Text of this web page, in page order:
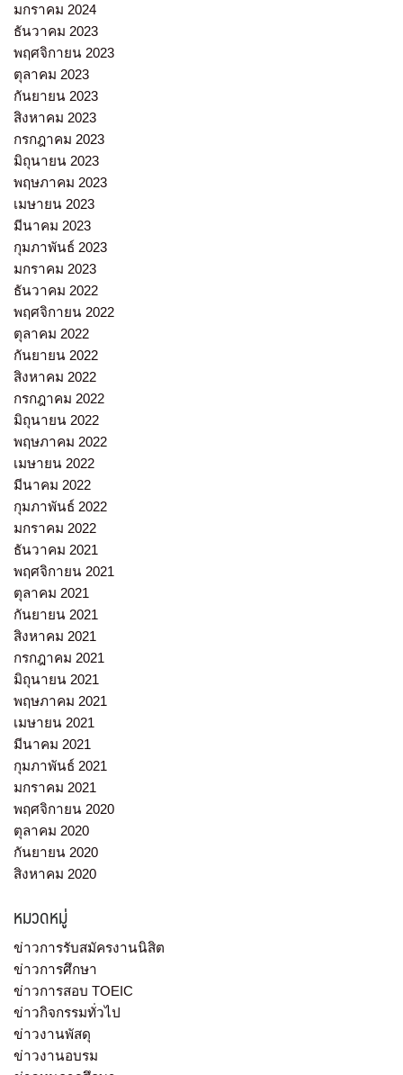
มกราคม 2024
ธันวาคม 2023
พฤศจิกายน 2023
ตุลาคม 2023
กันยายน 2023
สิงหาคม 2023
กรกฎาคม 2023
มิถุนายน 2023
พฤษภาคม 2023
เมษายน 2023
มีนาคม 2023
กุมภาพันธ์ 2023
มกราคม 2023
ธันวาคม 2022
พฤศจิกายน 2022
ตุลาคม 2022
กันยายน 2022
สิงหาคม 2022
กรกฎาคม 2022
มิถุนายน 2022
พฤษภาคม 2022
เมษายน 2022
มีนาคม 2022
กุมภาพันธ์ 2022
มกราคม 2022
ธันวาคม 2021
พฤศจิกายน 2021
ตุลาคม 2021
กันยายน 2021
สิงหาคม 2021
กรกฎาคม 2021
มิถุนายน 2021
พฤษภาคม 2021
เมษายน 2021
มีนาคม 2021
กุมภาพันธ์ 2021
มกราคม 2021
พฤศจิกายน 2020
ตุลาคม 2020
กันยายน 2020
สิงหาคม 2020
หมวดหมู่
ข่าวการรับสมัครงานนิสิต
ข่าวการศึกษา
ข่าวการสอบ TOEIC
ข่าวกิจกรรมทั่วไป
ข่าวงานพัสดุ
ข่าวงานอบรม